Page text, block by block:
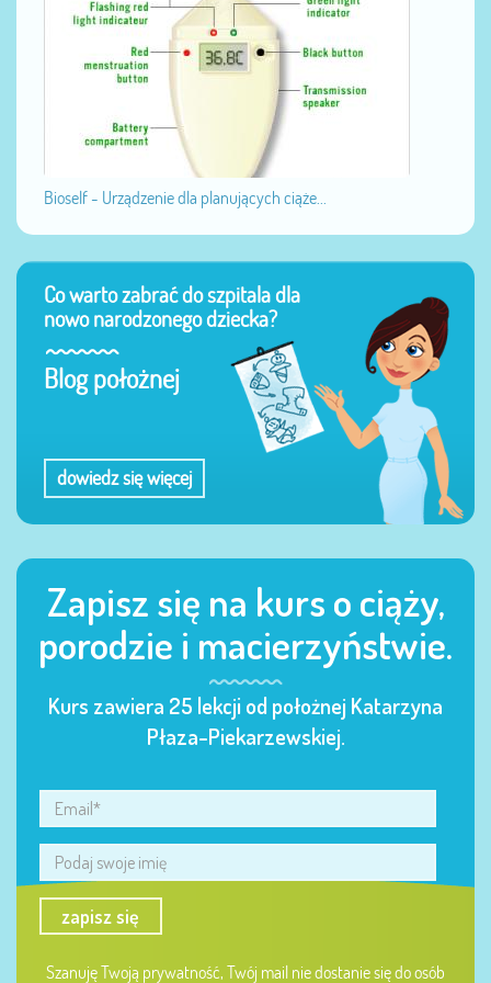
Bioself - Urządzenie dla planujących ciąże...
Co warto zabrać do szpitala dla
nowo narodzonego dziecka?
Blog położnej
dowiedz się więcej
Zapisz się na kurs o ciąży,
porodzie i macierzyństwie.
Kurs zawiera 25 lekcji od położnej Katarzyna
Płaza-Piekarzewskiej.
zapisz się
Szanuję Twoją prywatność, Twój mail nie dostanie się do osób